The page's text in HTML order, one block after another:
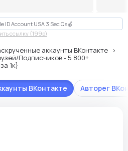
ID Account USA 3 Sec Qs🍎
ссылку (199p)
аккаунты ВКонтакте
Подписчиков - 5 800+
1к}
Авторег
ВКонтакте